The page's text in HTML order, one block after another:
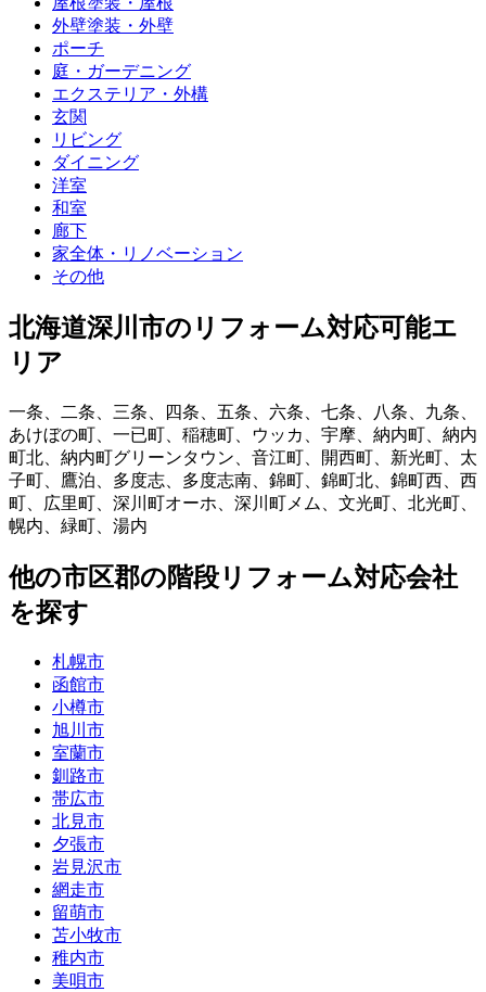
外壁塗装・外壁
ポーチ
庭・ガーデニング
エクステリア・外構
玄関
リビング
ダイニング
洋室
和室
廊下
家全体・リノベーション
その他
北海道深川市のリフォーム対応可能エ
リア
一条 二条 三条 四条 五条 六条 七条 八条 九条
あけぼの町
一已町 稲穂町 ウッカ 宇摩 納内町
納内
町北
納内町グリーンタウン 音江町 開西町 新光町
太
子町
鷹泊 多度志 多度志南 錦町 錦町北 錦町西
西
町
広里町 深川町オーホ 深川町メム 文光町 北光町
幌内
緑町 湯内
他の市区郡の階段リフォーム対応会社
を探す
札幌市
函館市
小樽市
旭川市
室蘭市
釧路市
帯広市
北見市
夕張市
岩見沢市
網走市
留萌市
苫小牧市
稚内市
美唄市